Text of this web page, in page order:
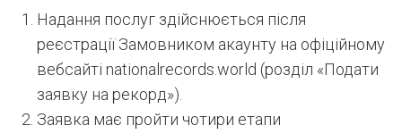
Надання послуг здійснюється після
реєстрації Замовником акаунту на офіційному
вебсайті nationalrecords.world (розділ «Подати
заявку на рекорд»).
Заявка має пройти чотири етапи